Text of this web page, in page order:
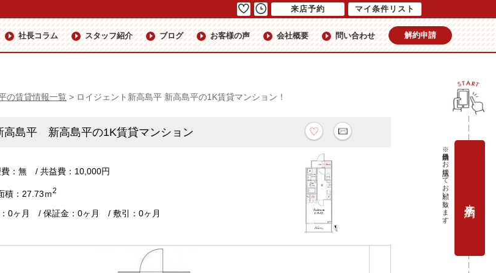
社長コラム スタッフ紹介 ブログ お客様の声 会社概要 問い合わせ 解約申請
の賃貸情報一覧 > ロイジェント新高島平 新高島平の1K賃貸マンション！
高島平 新高島平の1K賃貸マンション
：無 / 共益費：10,000円
：27.73ｍ2
0ヶ月 / 保証金：0ヶ月 / 敷引：0ヶ月
来店予約 マイ条件リスト
※当日予約はお電話にてお願い致します。